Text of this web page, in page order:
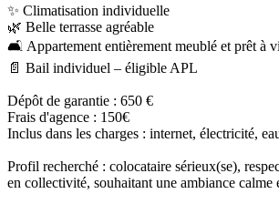
✨ Climatisation individuelle
🌿 Belle terrasse agréable
🛋 Appartement entièrement meublé et prêt à
📄 Bail individuel – éligible APL
Dépôt de garantie : 650 €
Frais d'agence : 150€
Inclus dans les charges : internet, électricité,
Profil recherché : colocataire sérieux(se),
en collectivité, souhaitant une ambiance calme